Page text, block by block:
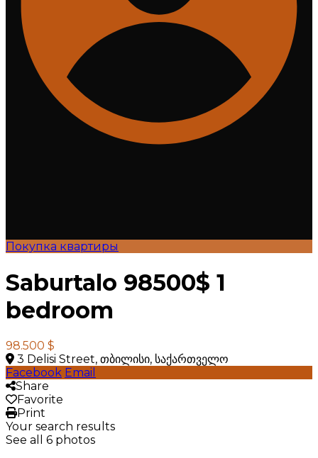
Покупка квартиры
Saburtalo 98500$ 1
bedroom
98.500 $
3 Delisi Street, თბილისი, საქართველო
Facebook Email
Share
Favorite
Print
Your search results
See all 6 photos